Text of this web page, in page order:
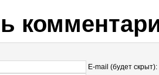
E-mail (будет скрыт):